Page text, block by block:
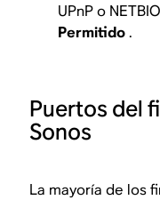
UPnP o
Permitido.
Puertos del
Sonos
La mayoría de los